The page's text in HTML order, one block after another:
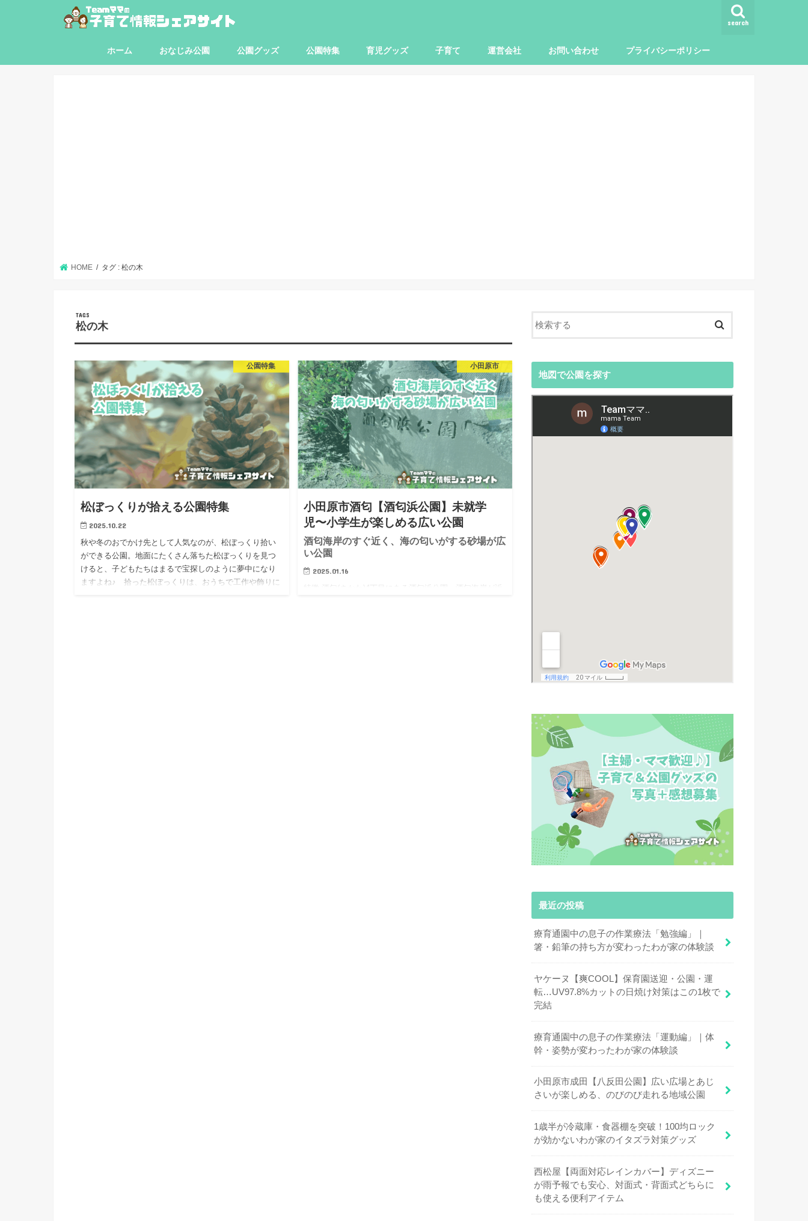
search
ホーム おなじみ公園 公園グッズ 公園特集 育児グッズ 子育て 運営会社 お問い合わせ プライバシーポリシー
HOME タグ : 松の木
松の木
公園特集
松ぼっくりが拾える公園特集
2025.10.22
秋や冬のおでかけ先として人気なのが、松ぼっくり拾い
ができる公園。地面にたくさん落ちた松ぼっくりを見つ
けると、子どもたちはまるで宝探しのように夢中になり
ますよね♪ 拾った松ぼっくりは、おうちで工作や飾りに
小田原市
小田原市酒匂【酒匂浜公園】未就学
児〜小学生が楽しめる広い公園
酒匂海岸のすぐ近く、海の匂いがする砂場が広
い公園
2025.01.16
地図で公園を探す
最近の投稿
療育通園中の息子の作業療法「勉強編」｜
箸・鉛筆の持ち方が変わったわが家の体験談
ヤケーヌ【爽COOL】保育園送迎・公園・運
転…UV97.8%カットの日焼け対策はこの1枚で
完結
療育通園中の息子の作業療法「運動編」｜体
幹・姿勢が変わったわが家の体験談
小田原市成田【八反田公園】広い広場とあじ
さいが楽しめる、のびのび走れる地域公園
1歳半が冷蔵庫・食器棚を突破！100均ロック
が効かないわが家のイタズラ対策グッズ
西松屋【両面対応レインカバー】ディズニー
が雨予報でも安心、対面式・背面式どちらに
も使える便利アイテム